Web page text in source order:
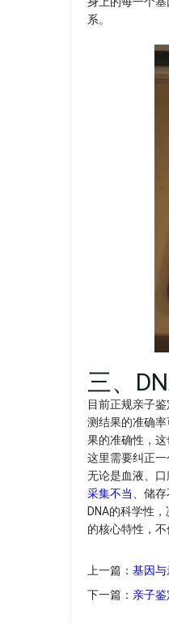
系。​
三、
目前正规亲子
测结果的准确
果的准确性，这
这里需要纠正一
无论是血液、
采集不当、储
DNA的科学性
的核心特性，
上一篇： 基因与
下一篇： 亲子